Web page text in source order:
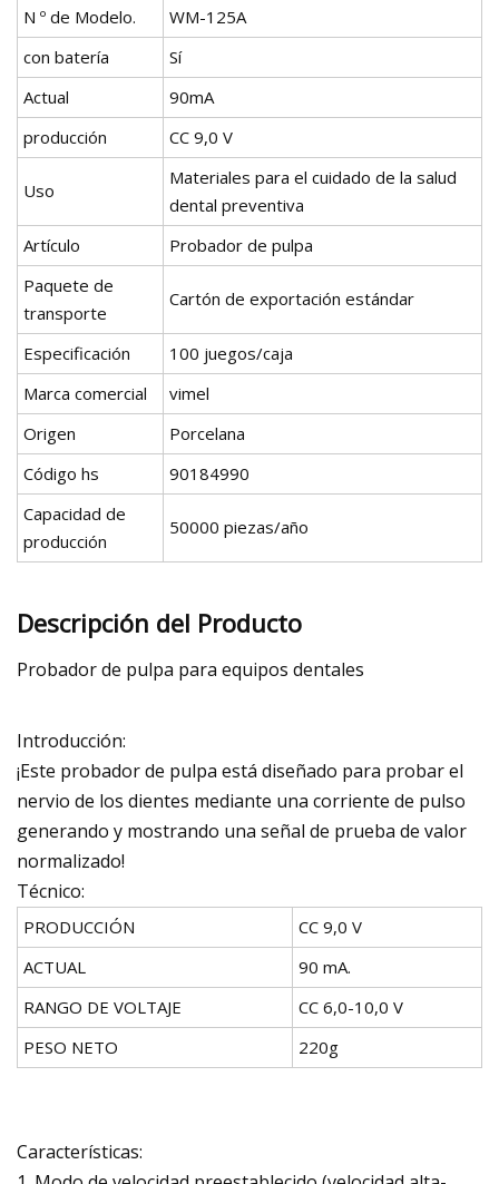
N º de Modelo.
WM-125A
con batería
Sí
Actual
90mA
producción
CC 9,0 V
Uso
Materiales para el cuidado de la salud
dental preventiva
Artículo
Probador de pulpa
Paquete de
transporte
Cartón de exportación estándar
Especificación
100 juegos/caja
Marca comercial
vimel
Origen
Porcelana
Código hs
90184990
Capacidad de
producción
50000 piezas/año
Descripción del Producto
Probador de pulpa para equipos dentales
Introducción:
¡Este probador de pulpa está diseñado para probar el
nervio de los dientes mediante una corriente de pulso
generando y mostrando una señal de prueba de valor
normalizado!
Técnico:
PRODUCCIÓN
CC 9,0 V
ACTUAL
90 mA.
RANGO DE VOLTAJE
CC 6,0-10,0 V
PESO NETO
220g
Características: